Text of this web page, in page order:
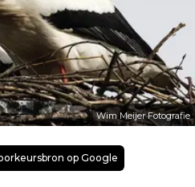
Wim Meijer Fotografie
op Google